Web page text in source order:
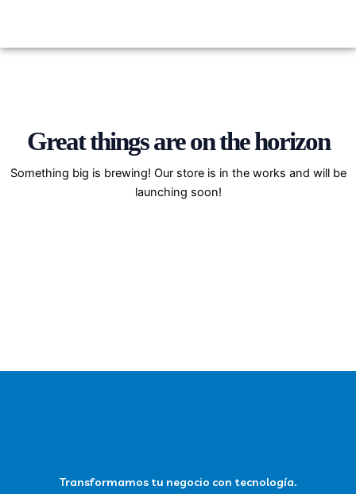
contenido
Great things are on the horizon
Something big is brewing! Our store is in the works and will be
launching soon!
Transformamos tu negocio con tecnología.